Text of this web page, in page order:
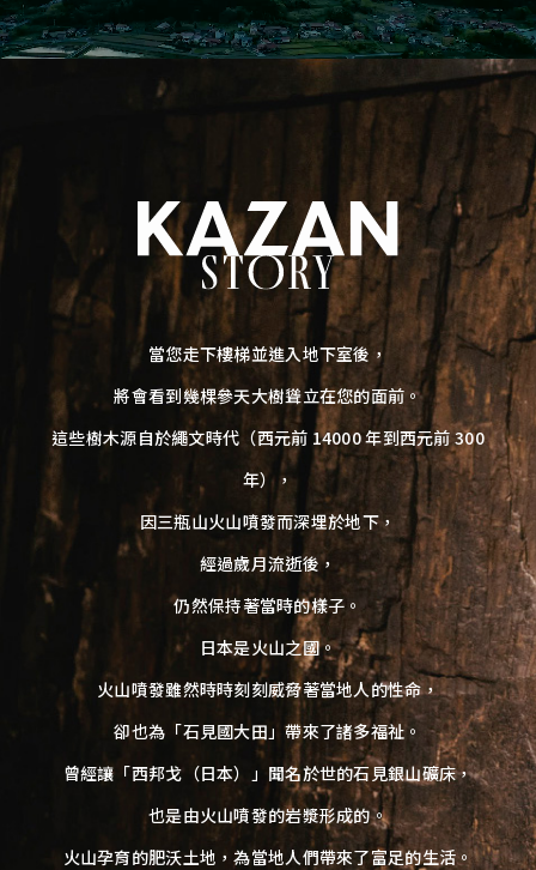
當您走下樓梯並進入地下室後，
將會看到幾棵參天大樹聳立在您的面前。
這些樹木源自於繩文時代（西元前 14000 年到西元前 300
年），
因三瓶山火山噴發而深埋於地下，
經過歲月流逝後，
仍然保持著當時的樣子。
日本是火山之國。
火山噴發雖然時時刻刻威脅著當地人的性命，
卻也為「石見國大田」帶來了諸多福祉。
曾經讓「西邦戈（日本）」聞名於世的石見銀山礦床，
也是由火山噴發的岩漿形成的。
火山孕育的肥沃土地，為當地人們帶來了富足的生活。